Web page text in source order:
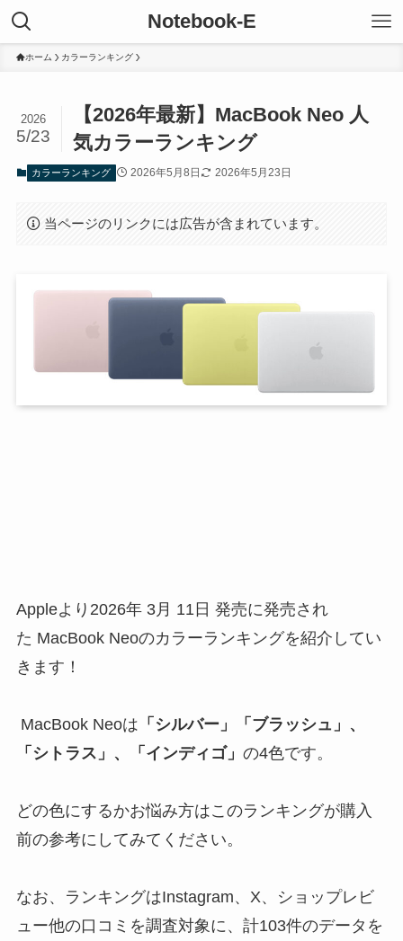
Notebook-E
ホーム カラーランキング
【2026年最新】MacBook Neo 人
気カラーランキング
2026
5/23
カラーランキング 2026年5月8日 2026年5月23日
当ページのリンクには広告が含まれています。
Appleより2026年 3月 11日 発売に発売され
た MacBook Neoのカラーランキングを紹介してい
きます！
MacBook Neoは 「シルバー」「ブラッシュ」、
「シトラス」、「インディゴ」 の4色です。
どの色にするかお悩み方はこのランキングが購入
前の参考にしてみてください。
なお、ランキングはInstagram、X、ショップレビ
ュー他の口コミを調査対象に、計103件のデータを